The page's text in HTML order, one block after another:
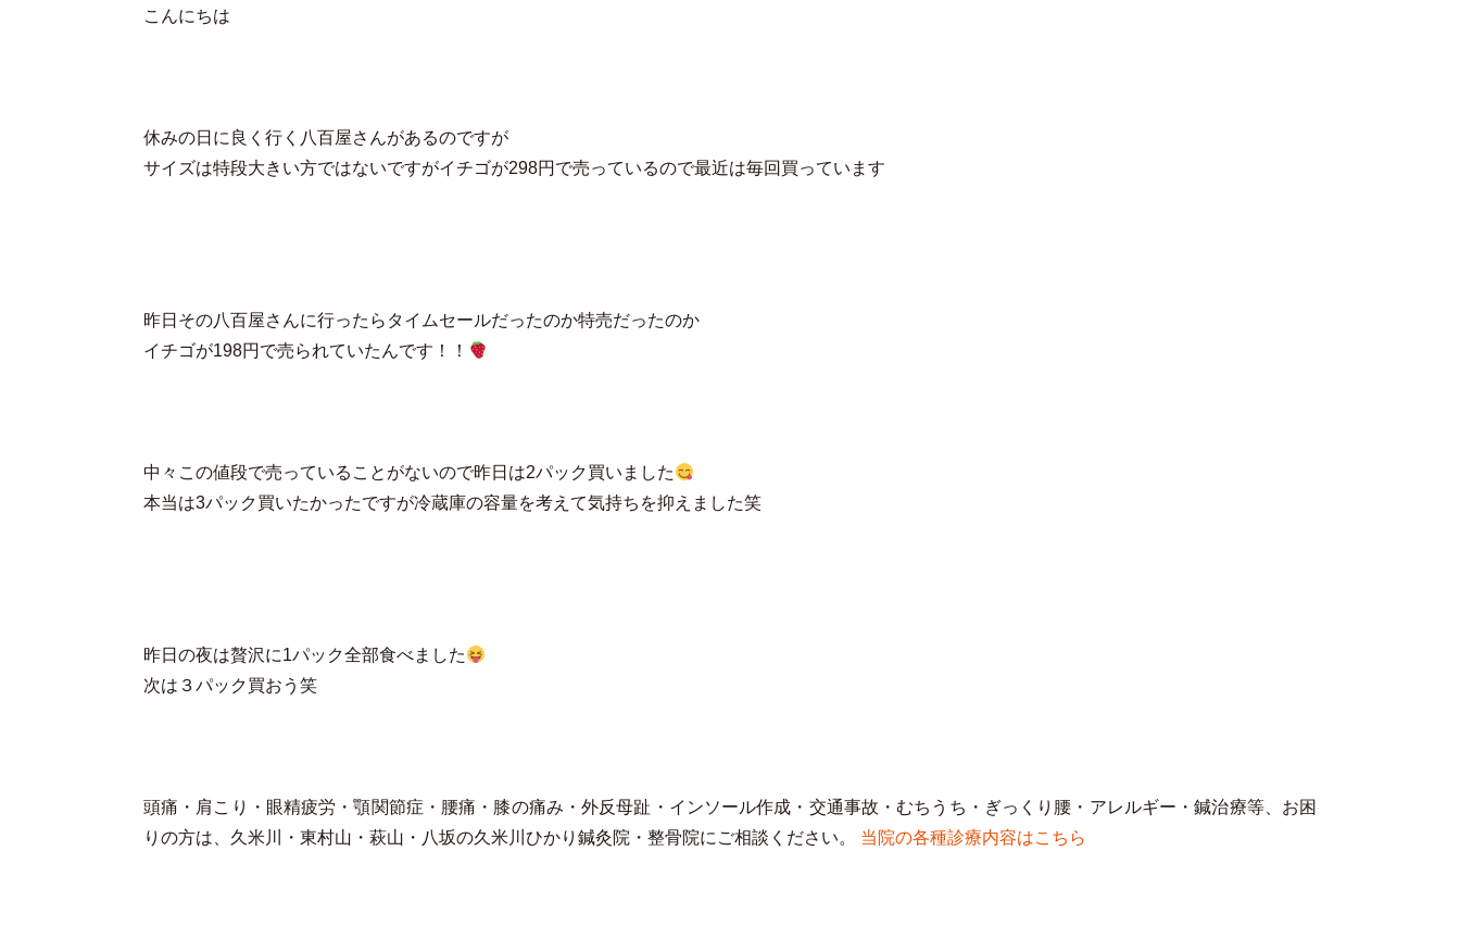
こんにちは
休みの日に良く行く八百屋さんがあるのですが
サイズは特段大きい方ではないですがイチゴが298円で売っているので最近は毎回買っています
昨日その八百屋さんに行ったらタイムセールだったのか特売だったのか
イチゴが198円で売られていたんです！！
中々この値段で売っていることがないので昨日は2パック買いました
本当は3パック買いたかったですが冷蔵庫の容量を考えて気持ちを抑えました笑
昨日の夜は贅沢に1パック全部食べました
次は３パック買おう笑
頭痛・肩こり・眼精疲労・顎関節症・腰痛・膝の痛み・外反母趾・インソール作成・交通事故・むちうち・ぎっくり腰・アレルギー・鍼治療等、お困
りの方は、久米川・東村山・萩山・八坂の久米川ひかり鍼灸院・整骨院にご相談ください。 当院の各種診療内容はこちら